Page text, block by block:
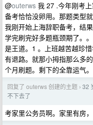
@outerws 我 27 .今年刚考
备考恰恰没卵用。那题类型
我刚开始上海辞职备考，结
学完刷完好多题瓶颈期了。
是王道。1 。上班越苦越珍
有退路。就那小拇指那么多
个月刷题。剩下的全靠运气。
回复了 outerws 创建的主题 › 32
不下去了
考家里公务员啊。家里有房